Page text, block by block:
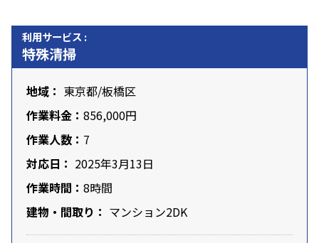
利用サービス :
特殊清掃
地域： 東京都/板橋区
作業料金： 856,000円
作業人数： 7
対応日： 2025年3月13日
作業時間： 8時間
建物・間取り： マンション2DK